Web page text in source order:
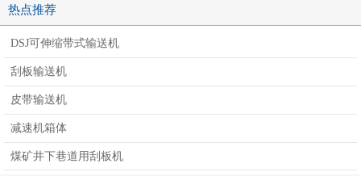
热点推荐
DSJ可伸缩带式输送机
刮板输送机
皮带输送机
减速机箱体
煤矿井下巷道用刮板机